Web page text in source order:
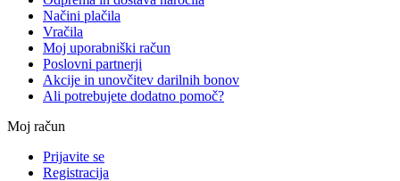
Načini plačila
Vračila
Moj uporabniški račun
Poslovni partnerji
Akcije in unovčitev darilnih bonov
Ali potrebujete dodatno pomoč?
Moj račun
Prijavite se
Registracija